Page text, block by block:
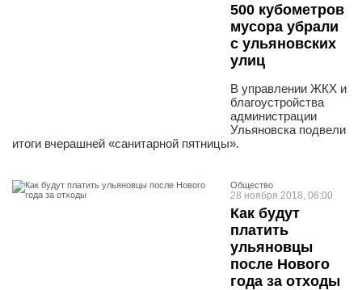
500 кубометров
мусора убрали
с ульяновских
улиц
В управлении ЖКХ и
благоустройства
администрации
Ульяновска подвели
итоги вчерашней «санитарной пятницы».
Общество
28 ноября 2018, 06:00
Как будут
платить
ульяновцы
после Нового
года за отходы